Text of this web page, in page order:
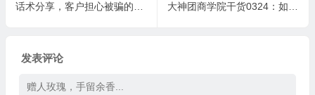
话术分享，客户担心被骗的解决办法
大神团商学院干货0324：如何跟陌生人打招呼
发表评论